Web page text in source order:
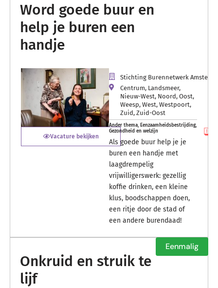
Word goede buur en
help je buren een
handje
Vacature bekijken
Stichting Burennetwerk
Centrum, Landsmeer,
Nieuw-West, Noord, Oost,
Weesp, West, Westpoort,
Zuid, Zuid-Oost
Ander thema, Eenzaamheidsbestrijding,
Gezondheid en welzijn
Als goede buur help je je
buren een handje met
laagdrempelig
vrijwilligerswerk: gezellig
koffie drinken, een kleine
klus, boodschappen doen,
een ritje door de stad of
een andere burendaad!
Eenmalig
Onkruid en struik te
lijf